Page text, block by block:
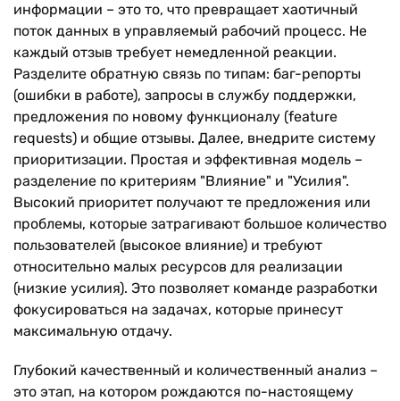
информации – это то, что превращает хаотичный
поток данных в управляемый рабочий процесс. Не
каждый отзыв требует немедленной реакции.
Разделите обратную связь по типам: баг-репорты
(ошибки в работе), запросы в службу поддержки,
предложения по новому функционалу (feature
requests) и общие отзывы. Далее, внедрите систему
приоритизации. Простая и эффективная модель –
разделение по критериям "Влияние" и "Усилия".
Высокий приоритет получают те предложения или
проблемы, которые затрагивают большое количество
пользователей (высокое влияние) и требуют
относительно малых ресурсов для реализации
(низкие усилия). Это позволяет команде разработки
фокусироваться на задачах, которые принесут
максимальную отдачу.
Глубокий качественный и количественный анализ –
это этап, на котором рождаются по-настоящему